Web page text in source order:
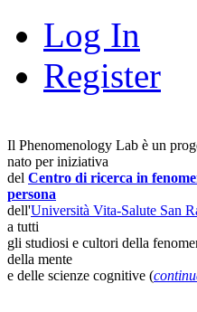
Log In
Register
Il Phenomenology Lab è un
nato per iniziativa
del Centro di ricerca in
persona
dell'Università Vita-Salute San
a tutti
gli studiosi e cultori della
della mente
e delle scienze cognitive (